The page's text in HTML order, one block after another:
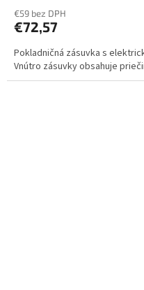
€59 bez DPH
€72,57
Pokladničná zásuvka s
Vnútro zásuvky obsahuje